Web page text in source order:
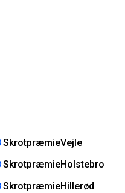
SkrotpræmieVejle
SkrotpræmieHolstebro
SkrotpræmieHillerød